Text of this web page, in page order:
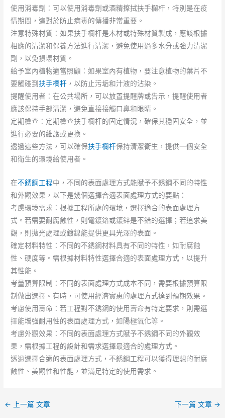
使用消毒劑：可以使用消毒劑或酒精擦拭扶手欄杆，特別是在疫
情期間，這對於防止病毒的傳播非常重要。
注意特殊材質：如果扶手欄杆是木材或特殊材質製成，應該根據
相應的清潔和保養方法進行清潔，避免使用過多水分或強力清潔
劑，以免損壞材質。
給予室內植物適當照顧：如果室內有植物，要注意植物的葉片不
要觸碰到扶手欄杆 ，以防止污垢和汁液的沾染。
提醒使用者：在公共場所，可以放置提醒牌或告示，提醒使用者
應該保持手部清潔，避免直接接觸口鼻和眼睛。
定期檢查：定期檢查扶手欄杆的固定情況，確保其穩固安全，並
進行必要的維護或更換。
透過這些方法，可以確保扶手欄杆保持清潔衛生，提供一個安全
和衛生的環境給使用者。
在不銹鋼工程中，不同的表面處理方式能賦予不銹鋼不同的特性
和外觀效果，以下是幾個選擇合適表面處理方式的要點：
考慮環境需求：根據工程所處的環境，選擇適合的表面處理方
式。若需要耐腐蝕性，則電鍍鉻或鍍鋅是不錯的選擇；若追求美
觀，則拋光處理或鍍鎳能提供更具光澤的表面。
確定材料特性：不同的不銹鋼材料具有不同的特性，如耐腐蝕
性、硬度等。需根據材料特性選擇合適的表面處理方式，以提升
其性能。
考量預算限制：不同的表面處理方式成本不同，需要根據預算限
制做出選擇。有時，可使用經濟實惠的處理方式達到預期效果。
考慮使用壽命：若工程對不銹鋼的使用壽命有特定要求，則需選
擇能增強耐用性的表面處理方式，如陽極氧化等。
考慮外觀效果：不同的表面處理方式賦予不銹鋼不同的外觀效
果，需根據工程的設計和需求選擇最適合的處理方式。
透過選擇合適的表面處理方式，不銹鋼工程可以獲得理想的耐腐
蝕性、美觀性和性能，並滿足特定的使用需求。
← 上一篇 文章 下一篇 文章 →